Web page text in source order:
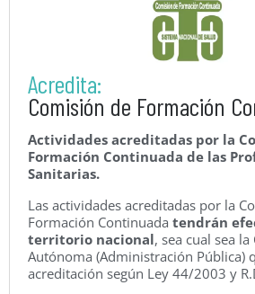
Acredita:
Comisión de Formación
Actividades acreditadas por la
Formación Continuada de las
Sanitarias.
Las actividades acreditadas por la
Formación Continuada tendrán
territorio nacional, sea cual sea
Autónoma (Administración Pública)
acreditación según Ley 44/2003 y